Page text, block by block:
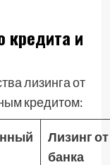
кредита и
лизинга от
кредитом:
Лизинг от
банка